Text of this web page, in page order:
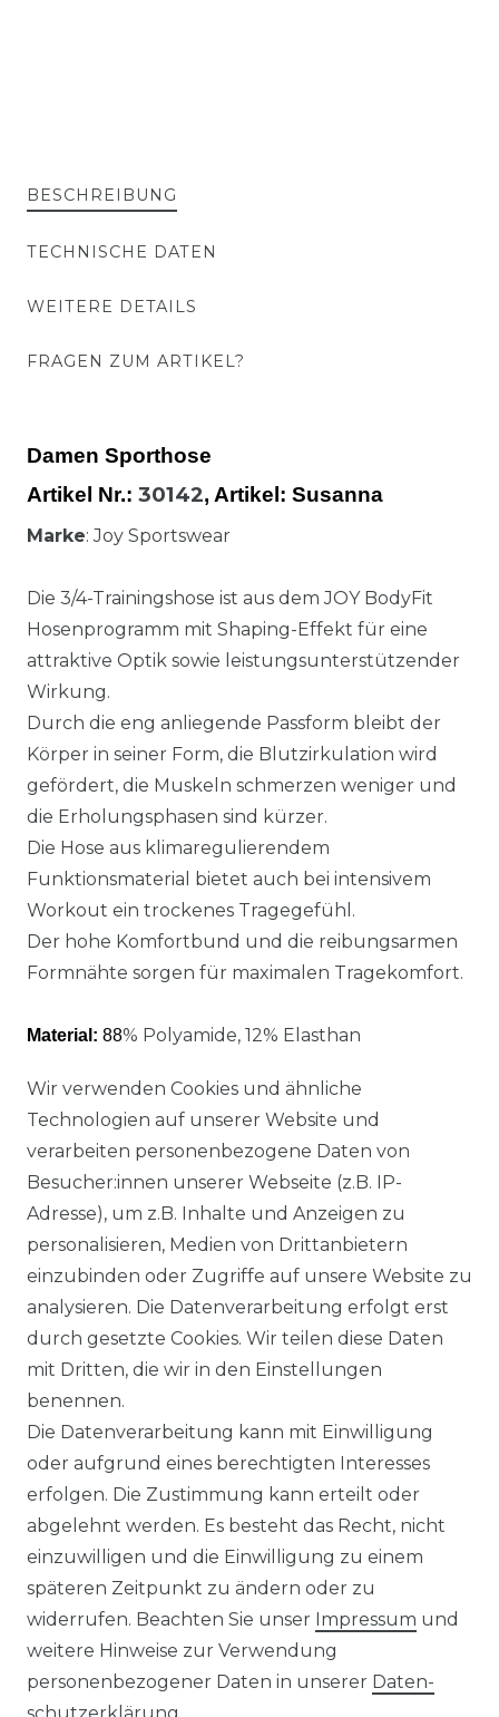
BESCHREIBUNG
TECHNISCHE DATEN
WEITERE DETAILS
FRAGEN ZUM ARTIKEL?
Damen Sporthose
Artikel Nr.: 30142, Artikel : Susanna
Marke: Joy Sportswear
Die 3/4-Trainingshose ist aus dem JOY BodyFit
Hosenprogramm mit Shaping-Effekt für eine
attraktive Optik sowie leistungsunterstützender
Wirkung.
Durch die eng anliegende Passform bleibt der
Körper in seiner Form, die Blutzirkulation wird
gefördert, die Muskeln schmerzen weniger und
die Erholungsphasen sind kürzer.
Die Hose aus klimaregulierendem
Funktionsmaterial bietet auch bei intensivem
Workout ein trockenes Tragegefühl.
Der hohe Komfortbund und die reibungsarmen
Formnähte sorgen für maximalen Tragekomfort.
Material: 88% Polyamide, 12% Elasthan
Ähnlicher Artikel
Artikelpaket
:
ab 59,95 € *
Impressum Daten­schutz­erklärung
Wir verwenden Cookies und ähnliche
Technologien auf unserer Website und
verarbeiten personenbezogene Daten von
Besucher:innen unserer Webseite (z.B. IP-
Adresse), um z.B. Inhalte und Anzeigen zu
personalisieren, Medien von Drittanbietern
einzubinden oder Zugriffe auf unsere Website zu
analysieren. Die Datenverarbeitung erfolgt erst
durch gesetzte Cookies. Wir teilen diese Daten
mit Dritten, die wir in den Einstellungen
benennen.
Die Datenverarbeitung kann mit Einwilligung
oder aufgrund eines berechtigten Interesses
erfolgen. Die Zustimmung kann erteilt oder
abgelehnt werden. Es besteht das Recht, nicht
einzuwilligen und die Einwilligung zu einem
späteren Zeitpunkt zu ändern oder zu
widerrufen. Beachten Sie unser Impressum und
weitere Hinweise zur Verwendung
personenbezogener Daten in unserer Daten­